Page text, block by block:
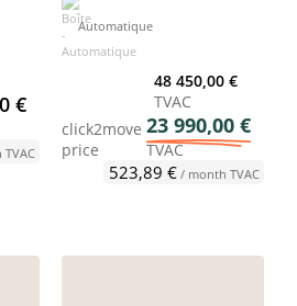
€
Automatique
48 450,00 €
TVAC
click2move
price
23 990,00 €
TVAC
523,89 €/ month TVAC